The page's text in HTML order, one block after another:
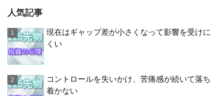
人気記事
現在はギャップ差が小さくなって影響を受けに
くい
コントロールを失いかけ、苦痛感が続いて落ち
着かない